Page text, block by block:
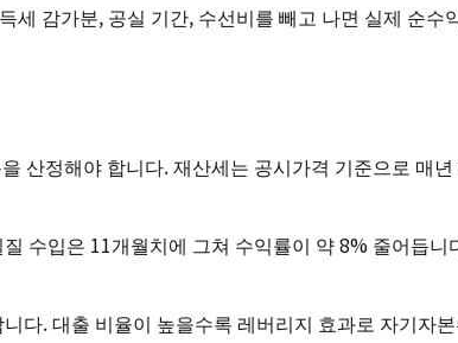
감가분, 공실 기간, 수선비를 빼고 나면 실제 순
산정해야 합니다. 재산세는 공시가격 기준으로 매
수입은 11개월치에 그쳐 수익률이 약 8% 줄어듭
다. 대출 비율이 높을수록 레버리지 효과로 자기자